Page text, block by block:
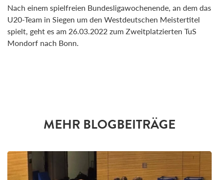
Nach einem spielfreien Bundesligawochenende, an dem das
U20-Team in Siegen um den Westdeutschen Meistertitel
spielt, geht es am 26.03.2022 zum Zweitplatzierten TuS
Mondorf nach Bonn.
MEHR BLOGBEITRÄGE